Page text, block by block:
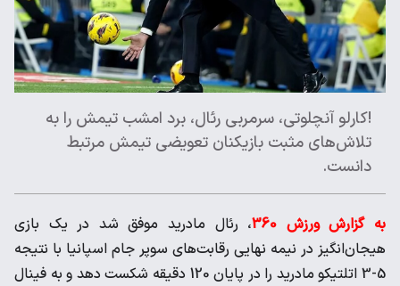
!کارلو آنچلوتی، سرمربی رئال، برد امشب تیمش را به
تلاش‌های مثبت بازیکنان تعویضی تیمش مرتبط
دانست.
به گزارش ورزش 360
، رئال مادرید موفق شد در یک بازی
هیجان‌انگیز در نیمه نهایی رقابت‌های سوپر جام اسپانیا با نتیجه
5-3 اتلتیکو مادرید را در پایان 120 دقیقه شکست دهد و به فینال